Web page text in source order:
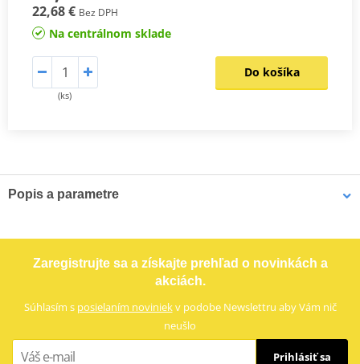
22,68 € Bez DPH
Na centrálnom sklade
(ks)
Do košíka
Popis a parametre
Zaregistrujte sa a získajte prehľad o novinkách a
akciách.
Súhlasím s posielaním noviniekv podobe Newslettru aby Vám nič
neušlo
Prihlásiť sa